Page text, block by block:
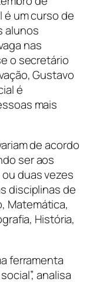
é um curso de
alunos
nas
o secretário
Gustavo
é
mais
de acordo
ser aos
duas vezes
disciplinas de
Matemática,
História,
ferramenta
analisa